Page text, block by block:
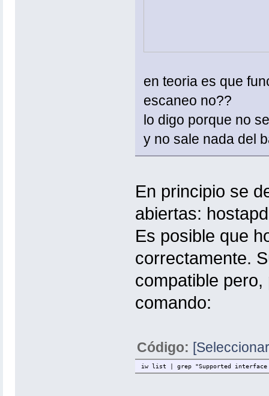
en teoria es que
escaneo no??
lo digo porque no
y no sale nada del
En principio se
abiertas:
Es posible que
correctamente.
compatible
comando:
Código:
iw list | grep "Supported interface